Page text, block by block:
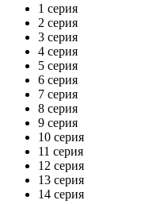
1 серия
2 серия
3 серия
4 серия
5 серия
6 серия
7 серия
8 серия
9 серия
10 серия
11 серия
12 серия
13 серия
14 серия